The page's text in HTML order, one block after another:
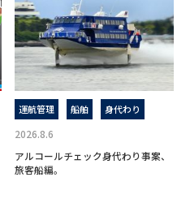
運航管理 船舶 身代わり
2026.8.6
アルコールチェック身代わり事案、
旅客船編。